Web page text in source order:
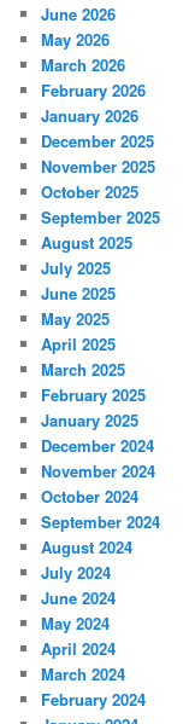
June 2026
May 2026
March 2026
February 2026
January 2026
December 2025
November 2025
October 2025
September 2025
August 2025
July 2025
June 2025
May 2025
April 2025
March 2025
February 2025
January 2025
December 2024
November 2024
October 2024
September 2024
August 2024
July 2024
June 2024
May 2024
April 2024
March 2024
February 2024